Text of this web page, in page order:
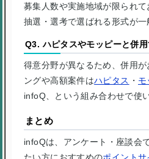
募集人数や実施地域が限られ
抽選・選考で選ばれる形式が一
Q3. ハピタスやモッピーと併
得意分野が異なるため、併用
ングや高額案件はハピタス ・ モ
infoQ、という組み合わせで使
まとめ
infoQは、アンケート・座談会
たい方におすすめのポイントサ